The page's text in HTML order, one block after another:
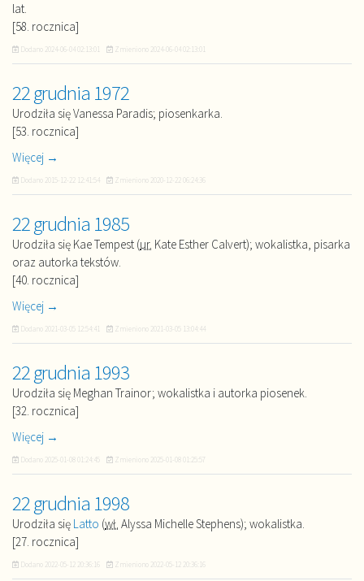
lat.
[58. rocznica]
Dodano 2024-06-04 02:13:01 Zmieniono 2024-06-04 02:13:01
22 grudnia 1972
Urodziła się Vanessa Paradis; piosenkarka.
[53. rocznica]
Więcej →
Dodano 2015-12-22 12:41:54 Zmieniono 2020-12-22 06:24:36
22 grudnia 1985
Urodziła się Kae Tempest (ur. Kate Esther Calvert); wokalistka, pisarka
oraz autorka tekstów.
[40. rocznica]
Więcej →
Dodano 2021-03-05 12:54:41 Zmieniono 2021-03-05 13:04:44
22 grudnia 1993
Urodziła się Meghan Trainor; wokalistka i autorka piosenek.
[32. rocznica]
Więcej →
Dodano 2025-01-08 01:24:45 Zmieniono 2025-01-08 01:25:57
22 grudnia 1998
Urodziła się Latto (wł. Alyssa Michelle Stephens); wokalistka.
[27. rocznica]
Dodano 2022-05-12 20:36:16 Zmieniono 2022-05-12 20:36:16